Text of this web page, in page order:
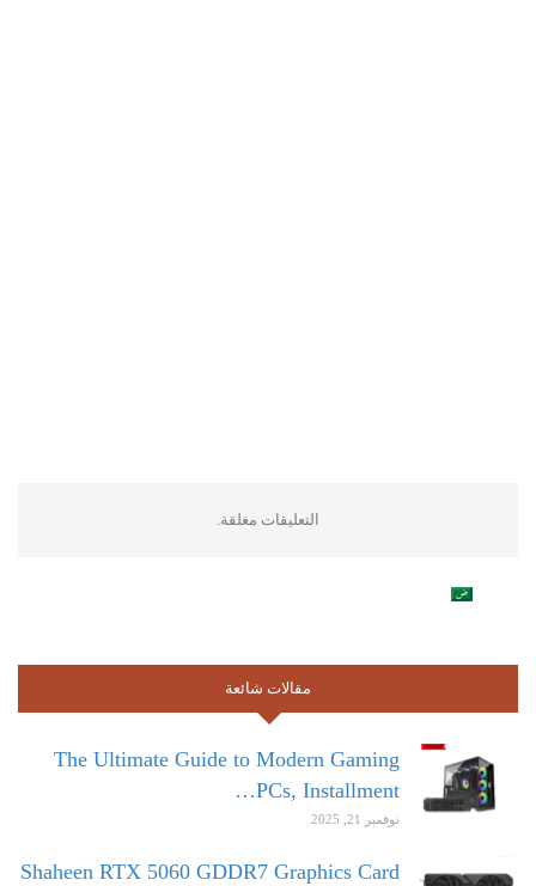
التعليقات مغلقة.
مقالات شائعة
The Ultimate Guide to Modern Gaming
PCs, Installment…
نوفمبر 21, 2025
Shaheen RTX 5060 GDDR7 Graphics Card